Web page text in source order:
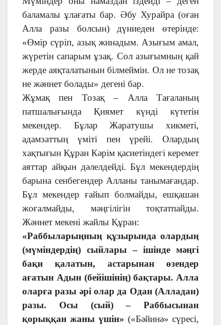
баламалы ұлағаты бар. Әбу Хурайра (оған
Алла разы болсын) дүниеден өтерінде:
«Өмір сүріп, азық жинадым. Азығым амал,
жүретін сапарым ұзақ. Сол азығымның қай
жерде аяқталатынын білмеймін. Ол не тозақ
не жәннет болады» дегені бар.
Жұмақ пен Тозақ – Алла Тағаланың
патшалығында Қиямет күнді күтетін
мекендер. Бұлар Жаратушы хикметі,
адамзаттың үміті пен үрейі. Олардың
хақтығын Құран Кәрім қасиетіндегі керемет
аяттар айқын дәлелдейді. Бұл мекендердің
барына сенбегендер Алланы танымағандар.
Бұл мекендер ғайып болмайды, ешқашан
жоғалмайды, мәңгілігін тоқтатпайды.
Жәннет мекені жайлы Құран:
«Раббыларыңның құзырында олардың
(мүміндердің) сыйлары – ішінде мәңгі
бақи қалатын, астарынан өзендер
ағатын Адын (бейішінің) бақтары. Алла
оларға разы әрі олар да Одан (Алладан)
разы. Осы (сый) – Раббысынан
қорыққан жаны үшін» («Бәйинә» сүресі,